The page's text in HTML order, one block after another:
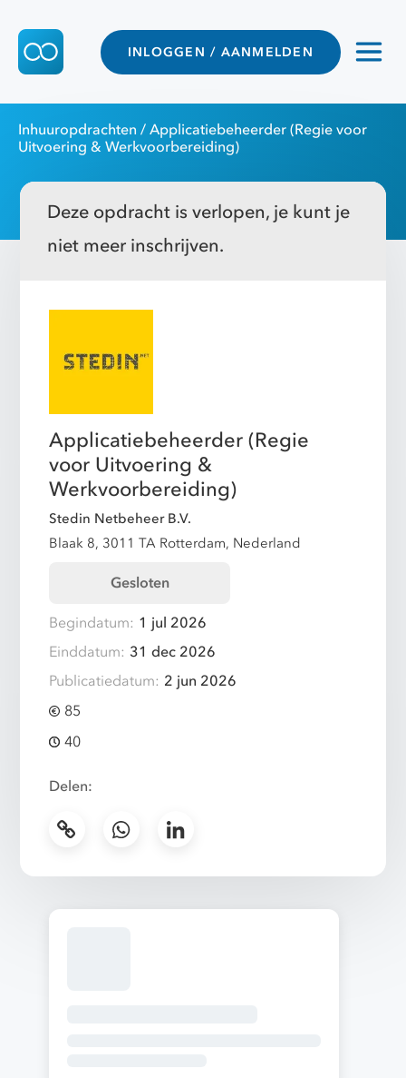
INLOGGEN / AANMELDEN
Inhuuropdrachten / Applicatiebeheerder (Regie voor
Uitvoering & Werkvoorbereiding)
Deze opdracht is verlopen, je kunt je
niet meer inschrijven.
Applicatiebeheerder (Regie
voor Uitvoering &
Werkvoorbereiding)
Stedin Netbeheer B.V.
Blaak 8, 3011 TA Rotterdam, Nederland
Gesloten
Begindatum: 1 jul 2026
Einddatum: 31 dec 2026
Publicatiedatum: 2 jun 2026
85
40
Delen: